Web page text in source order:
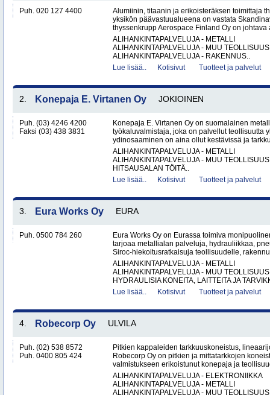
Puh. 020 127 4400
Alumiinin, titaanin ja erikoisteräksen toimittaja
yksikön päävastuualueena on vastata
thyssenkrupp Aerospace Finland Oy on johtava
ALIHANKINTAPALVELUJA - METALLI
ALIHANKINTAPALVELUJA - MUU TEOLLISUUS
ALIHANKINTAPALVELUJA - RAKENNUS..
Lue lisää..
Kotisivut Tuotteet ja palvelut
2. Konepaja E. Virtanen Oy JOKIOINEN
Puh. (03) 4246 4200
Faksi (03) 438 3831
Konepaja E. Virtanen Oy on suomalainen
työkaluvalmistaja, joka on palvellut teollisuutta
ydinosaaminen on aina ollut kestävissä ja
ALIHANKINTAPALVELUJA - METALLI
ALIHANKINTAPALVELUJA - MUU TEOLLISUUS
HITSAUSALAN TÖITÄ..
Lue lisää..
Kotisivut Tuotteet ja palvelut
3. Eura Works Oy EURA
Puh. 0500 784 260
Eura Works Oy on Eurassa toimiva
tarjoaa metallialan palveluja, hydrauliikkaa,
Siroc-hiekoitusratkaisuja teollisuudelle,
ALIHANKINTAPALVELUJA - METALLI
ALIHANKINTAPALVELUJA - MUU TEOLLISUUS
HYDRAULISIA KONEITA, LAITTEITA JA
Lue lisää..
Kotisivut Tuotteet ja palvelut
4. Robecorp Oy ULVILA
Puh. (02) 538 8572
Puh. 0400 805 424
Pitkien kappaleiden tarkkuuskoneistus,
Robecorp Oy on pitkien ja mittatarkkojen
valmistukseen erikoistunut konepaja ja
ALIHANKINTAPALVELUJA - ELEKTRONIIKKA
ALIHANKINTAPALVELUJA - METALLI
ALIHANKINTAPALVELUJA - MUU